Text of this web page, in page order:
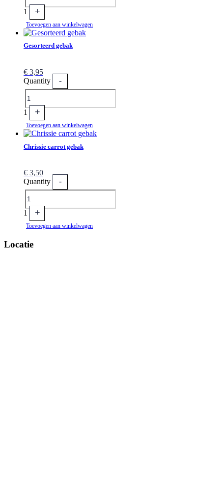
1 +
Toevoegen aan winkelwagen
Gesorteerd gebak
€ 3,95
Quantity
-
1 +
Toevoegen aan winkelwagen
Chrissie carrot gebak
€ 3,50
Quantity
-
1 +
Toevoegen aan winkelwagen
Locatie